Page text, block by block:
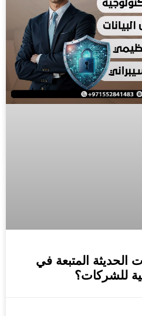
الحديثة المتبعة في
للشركات؟